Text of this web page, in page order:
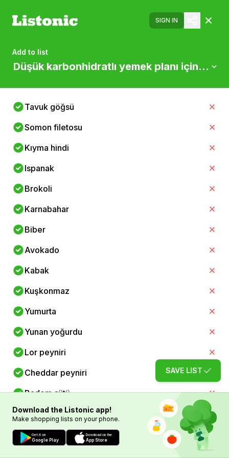
SIGN IN
Add to list
Düşük karbonhidratlı yemek planı için polis
Tavuk göğsü
Somon filetosu
Kıyma hindi
Ispanak
Brokoli
Karnabahar
Biber
Avokado
Kabak
Kuşkonmaz
Yumurta
Yunan yoğurdu
Lor peyniri
Cheddar peyniri
Badem sütü
Zeytinyağı
Tereyağı
SAVE LIST
Download the Listonic app!
Make shopping lists on your phone.
Get it on
Google Play
Download on the
App Store